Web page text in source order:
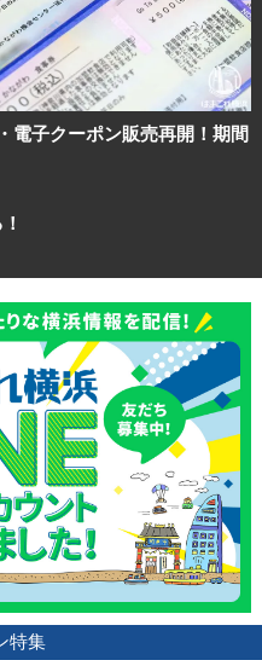
電子クーポン販売再開！期間
特集